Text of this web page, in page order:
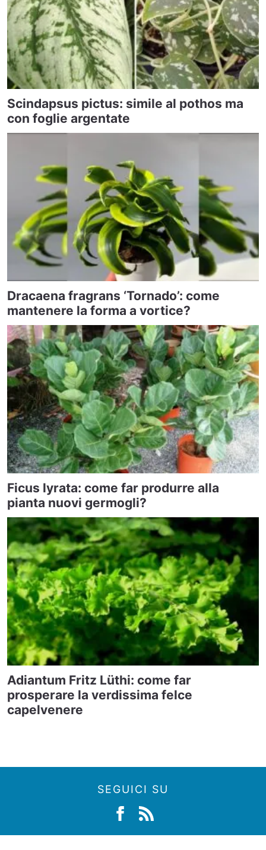
Scindapsus pictus: simile al pothos ma
con foglie argentate
Dracaena fragrans ‘Tornado’: come
mantenere la forma a vortice?
Ficus lyrata: come far produrre alla
pianta nuovi germogli?
Adiantum Fritz Lüthi: come far
prosperare la verdissima felce
capelvenere
SEGUICI SU